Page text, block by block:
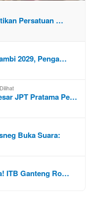
Persatuan …
2029, Penga…
JPT Pratama Pe…
Buka Suara:
ITB Ganteng Ro…